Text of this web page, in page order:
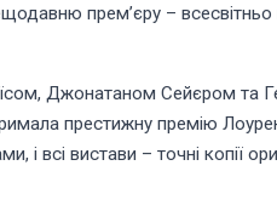
прем’єру –
Джонатаном Сейєром та
престижну премію
і всі вистави – точні копії